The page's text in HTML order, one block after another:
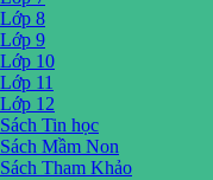
Lớp 8
Lớp 9
Lớp 10
Lớp 11
Lớp 12
Sách Tin học
Sách Mầm Non
Sách Tham Khảo